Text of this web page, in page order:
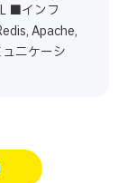
■インフ
Apache,
ニケーシ